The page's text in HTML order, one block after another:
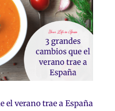
el verano trae a España